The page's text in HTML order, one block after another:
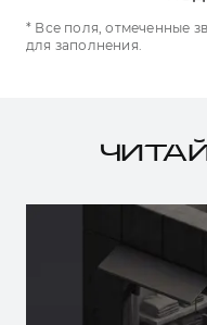
* Все поля, отмеченные
для заполнения.